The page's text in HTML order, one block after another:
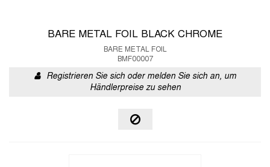
BARE METAL FOIL BLACK CHROME
BARE METAL FOIL
BMF00007
Registrieren Sie sich oder melden Sie sich an, um
Händlerpreise zu sehen